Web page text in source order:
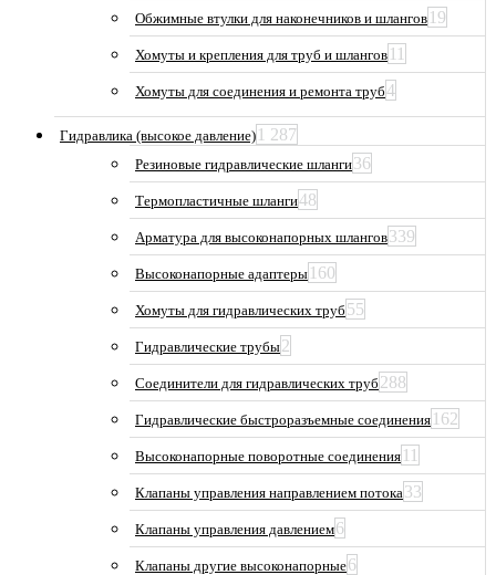
Обжимные втулки для наконечников и шлангов 19
Хомуты и крепления для труб и шлангов 11
Хомуты для соединения и ремонта труб4
Гидравлика (высокое давление) 1 287
Резиновые гидравлические шланги36
Термопластичные шланги48
Арматура для высоконапорных шлангов339
Высоконапорные адаптеры 160
Хомуты для гидравлических труб 55
Гидравлические трубы2
Соединители для гидравлических труб 288
Гидравлические быстроразъемные соединения 162
Высоконапорные поворотные соединения 11
Клапаны управления направлением потока33
Клапаны управления давлением6
Клапаны другие высоконапорные6